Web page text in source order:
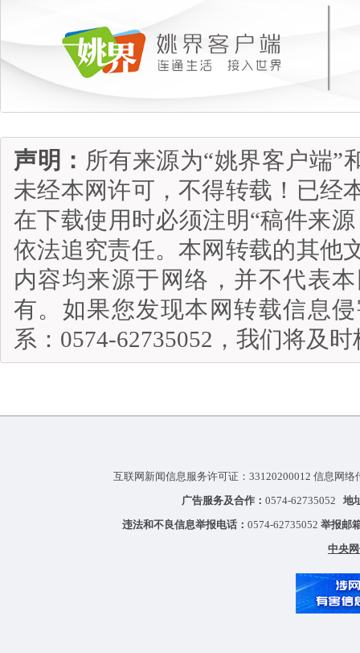
声明： 所有来源为“姚界客户端”
未经本网许可，不得转载！已经
在下载使用时必须注明“稿件来
依法追究责任。本网转载的其他
内容均来源于网络，并不代表
有。如果您发现本网转载信息
系：0574-62735052，我们将及
互联网新闻信息服务许可证：33120200012 信息网
广告服务及合作： 0574-62735052 地
违法和不良信息举报电话： 0574-62735052 举报邮
中央